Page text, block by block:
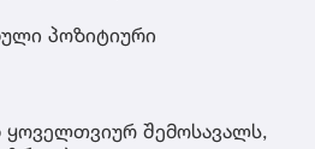
პოზიტიური
შემოსავალს,